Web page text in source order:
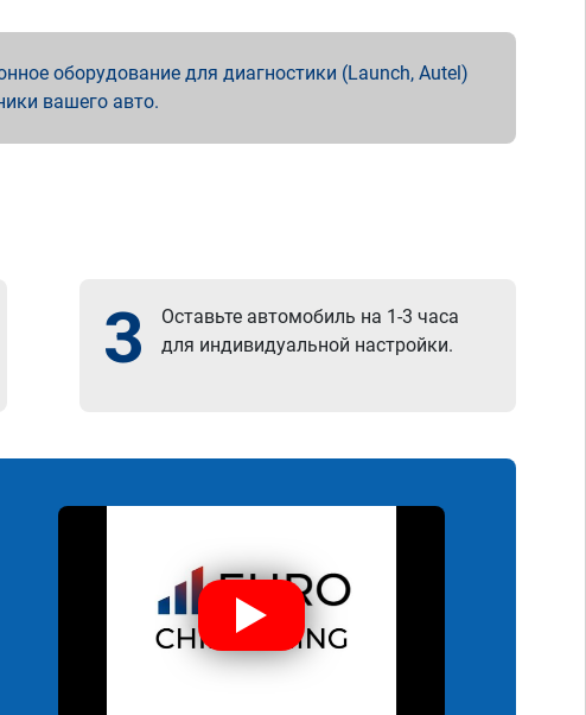
оборудование для диагностики (Launch, Autel)
вашего авто.
3
Оставьте автомобиль на 1-3 часа
для индивидуальной настройки.